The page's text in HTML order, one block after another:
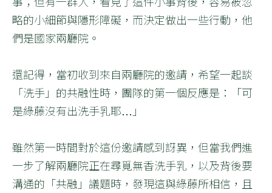
略的小細節與隱形障礙，而決定做出一些行動，他
們是國家兩廳院。
還記得，當初收到來自兩廳院的邀請，希望一起談
「洗手」的共融性時，團隊的第一個反應是：「可
是綠藤沒有出洗手乳耶…」
雖然第一時間對於這份邀請感到訝異，但當我們進
一步了解兩廳院正在尋覓無香洗手乳，以及背後要
溝通的「共融」議題時，發現這與綠藤所相信，且